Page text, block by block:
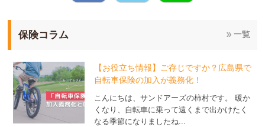
保険コラム 一覧
【お役立ち情報】ご存じですか？広島県で
自転車保険の加入が義務化！
こんにちは、サンドアーズの柿村です。 暖か
くなり、自転車に乗って遠くまで出かけたく
なる季節になりましたね...